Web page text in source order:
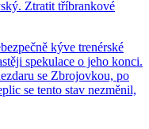
Ztratit tříbrankové
kýve trenérské
spekulace o jeho konci.
se Zbrojovkou, po
se tento stav nezměnil,